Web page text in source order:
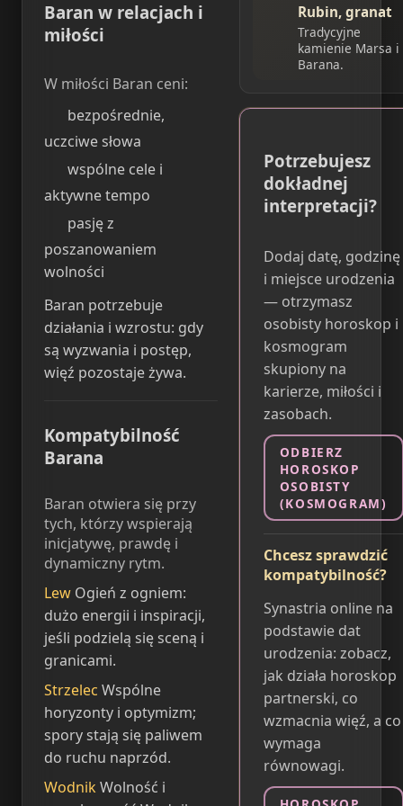
Baran w relacjach i
miłości
W miłości Baran ceni:
bezpośrednie,
uczciwe słowa
wspólne cele i
aktywne tempo
pasję z
poszanowaniem
wolności
Baran potrzebuje
działania i wzrostu: gdy
są wyzwania i postęp,
więź pozostaje żywa.
Kompatybilność
Barana
Baran otwiera się przy
tych, którzy wspierają
inicjatywę, prawdę i
dynamiczny rytm.
Lew Ogień z ogniem:
dużo energii i inspiracji,
jeśli podzielą się sceną i
granicami.
Strzelec Wspólne
horyzonty i optymizm;
spory stają się paliwem
do ruchu naprzód.
WodnikWolność i
Rubin, granat
Tradycyjne
kamienie Marsa i
Barana.
Potrzebujesz
dokładnej
interpretacji?
Dodaj datę, godzinę
i miejsce urodzenia
— otrzymasz
osobisty horoskop i
kosmogram
skupiony na
karierze, miłości i
zasobach.
ODBIERZ
HOROSKOP
OSOBISTY
(KOSMOGRAM)
Chcesz sprawdzić
kompatybilność?
Synastria online na
podstawie dat
urodzenia: zobacz,
jak działa horoskop
partnerski, co
wzmacnia więź, a co
wymaga
równowagi.